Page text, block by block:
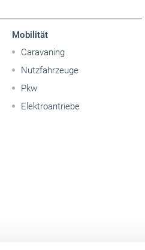
Mobilität
Caravaning
Nutzfahrzeuge
Pkw
Elektroantriebe